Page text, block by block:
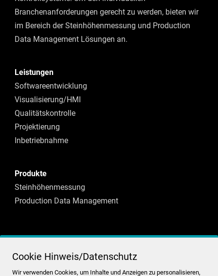
Branchenanforderungen gerecht zu werden, bieten wir
im Bereich der Steinhöhenmessung und Production
Data Management Lösungen an.
Leistungen
Softwareentwicklung
Visualisierung/HMI
Qualitätskontrolle
Projektierung
Inbetriebnahme
Produkte
Steinhöhenmessung
Production Data Management
Weidenstr. 1
57627 Hachenburg
Cookie Hinweis/Datenschutz
Wir verwenden Cookies, um Inhalte und Anzeigen zu personalisieren,